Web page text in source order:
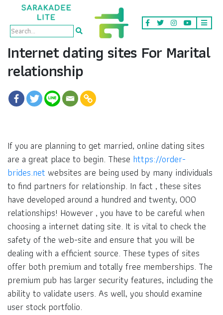
Internet dating sites For Marital
relationship
If you are planning to get married, online dating sites
are a great place to begin. These https://order-
brides.net websites are being used by many individuals
to find partners for relationship. In fact , these sites
have developed around a hundred and twenty, 000
relationships! However , you have to be careful when
choosing a internet dating site. It is vital to check the
safety of the web-site and ensure that you will be
dealing with a efficient source. These types of sites
offer both premium and totally free memberships. The
premium pub has larger security features, including the
ability to validate users. As well, you should examine
user stock portfolio.